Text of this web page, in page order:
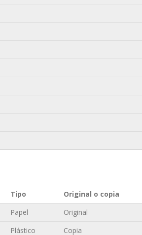
Tipo Original o copia
Papel Original
Plástico Copia